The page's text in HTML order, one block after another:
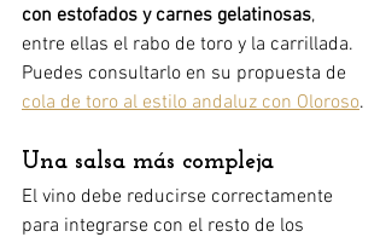
con estofados y carnes gelatinosas,
entre ellas el rabo de toro y la carrillada.
Puedes consultarlo en su propuesta de
cola de toro al estilo andaluz con Oloroso.
Una salsa más compleja
El vino debe reducirse correctamente
para integrarse con el resto de los